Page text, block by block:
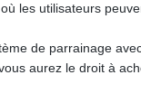
les utilisateurs
de parrainage
aurez le droit à